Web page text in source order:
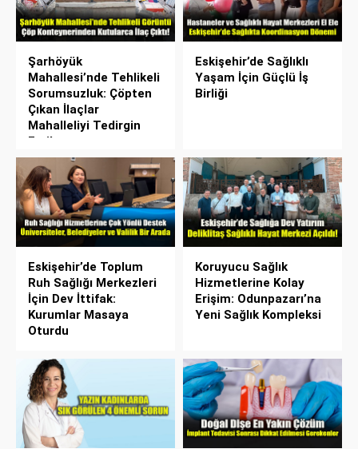
Şarhöyük
Mahallesi’nde Tehlikeli
Sorumsuzluk: Çöpten
Çıkan İlaçlar
Mahalleliyi Tedirgin
Etti!
Eskişehir’de Sağlıklı
Yaşam İçin Güçlü İş
Birliği
Eskişehir’de Toplum
Ruh Sağlığı Merkezleri
İçin Dev İttifak:
Kurumlar Masaya
Oturdu
Koruyucu Sağlık
Hizmetlerine Kolay
Erişim: Odunpazarı’na
Yeni Sağlık Kompleksi